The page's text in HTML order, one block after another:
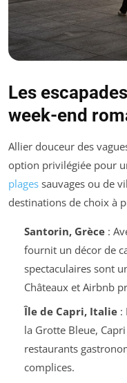
Les
week-end
Allier douceur des
option privilégiée pour
plages sauvages ou de
destinations de choix à
Santorin, Grèce:
fournit un décor de
spectaculaires sont
Châteaux et Airbnb
Île de Capri, Italie:
la Grotte Bleue,
restaurants
complices.